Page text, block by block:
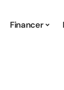
Financer